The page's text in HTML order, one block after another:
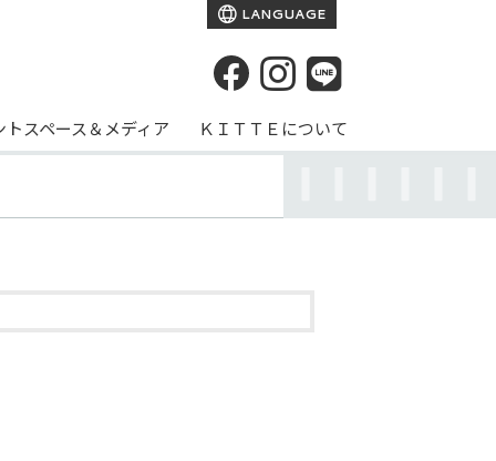
LANGUAGE
トスペース＆メディア ＫＩＴＴＥについて